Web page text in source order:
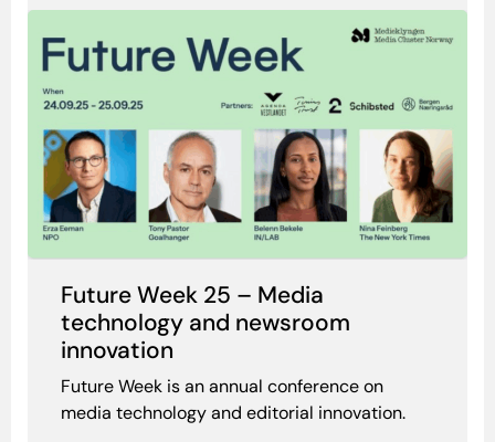
Future Week 25 – Media
technology and newsroom
innovation
Future Week is an annual conference on
media technology and editorial innovation.